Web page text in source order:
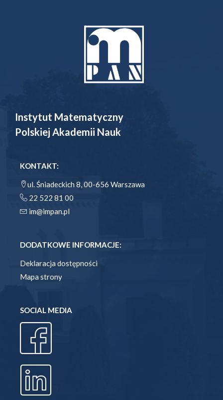
Instytut Matematyczny
Polskiej Akademii Nauk
KONTAKT:
ul. Śniadeckich 8, 00-656 Warszawa
22 522 81 00
im@impan.pl
DODATKOWE INFORMACJE:
Deklaracja dostępności
Mapa strony
SOCIAL MEDIA